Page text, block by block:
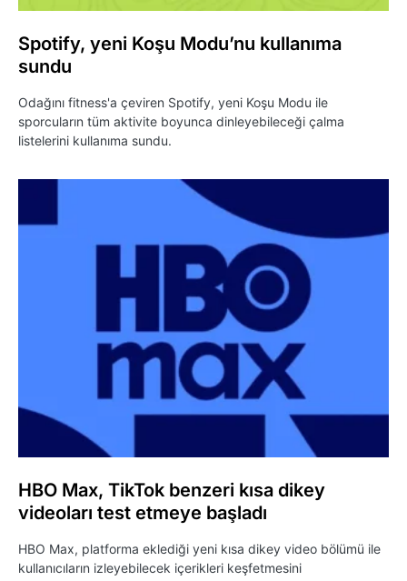
Spotify, yeni Koşu Modu’nu kullanıma
sundu
Odağını fitness'a çeviren Spotify, yeni Koşu Modu ile
sporcuların tüm aktivite boyunca dinleyebileceği çalma
listelerini kullanıma sundu.
HBO Max, TikTok benzeri kısa dikey
videoları test etmeye başladı
HBO Max, platforma eklediği yeni kısa dikey video bölümü ile
kullanıcıların izleyebilecek içerikleri keşfetmesini